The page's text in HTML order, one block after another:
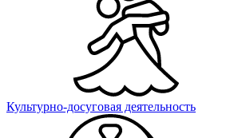
Культурно-досуговая деятельность